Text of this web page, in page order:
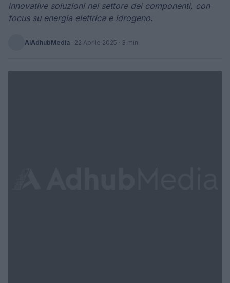
innovative soluzioni nel settore dei componenti, con
focus su energia elettrica e idrogeno.
AiAdhubMedia · 22 Aprile 2025 · 3 min